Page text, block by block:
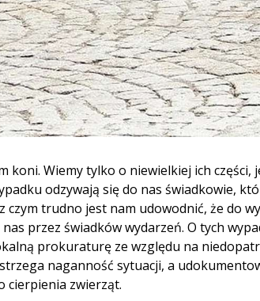
Wiemy tylko o niewielkiej ich części,
odzywają się do nas świadkowie,
czym trudno jest nam udowodnić, że do
przez świadków wydarzeń. O tych
prokuraturę ze względu na
naganność sytuacji, a
cierpienia zwierząt.